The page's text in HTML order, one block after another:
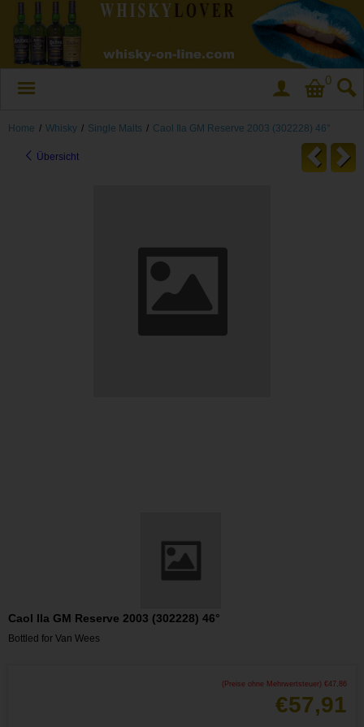
0
Home / Whisky / Single Malts / Caol Ila GM Reserve 2003 (302228) 46°
Übersicht
Caol Ila GM Reserve 2003 (302228) 46°
Bottled for Van Wees
(Preise ohne Mehrwertsteuer) €47,86
€57,91